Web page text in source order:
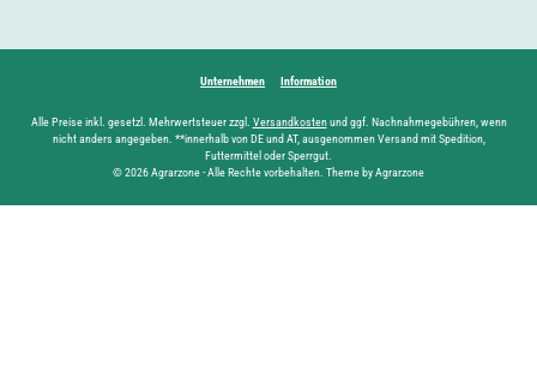
Unternehmen Information
Alle Preise inkl. gesetzl. Mehrwertsteuer zzgl. Versandkostenund ggf. Nachnahmegebühren, wenn
nicht anders angegeben. **innerhalb von DE und AT, ausgenommen Versand mit Spedition,
Futtermittel oder Sperrgut.
© 2026 Agrarzone - Alle Rechte vorbehalten. Theme by Agrarzone